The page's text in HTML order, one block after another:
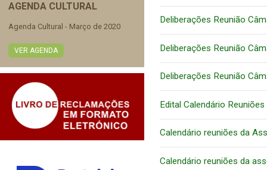
AGENDA CULTURAL
Agenda Cultural - Março de 2020
VER AGENDA
Deliberações Reunião
Deliberações Reunião
Deliberações Reunião
Edital Calendário
Calendário reuniões da
Calendário reuniões da